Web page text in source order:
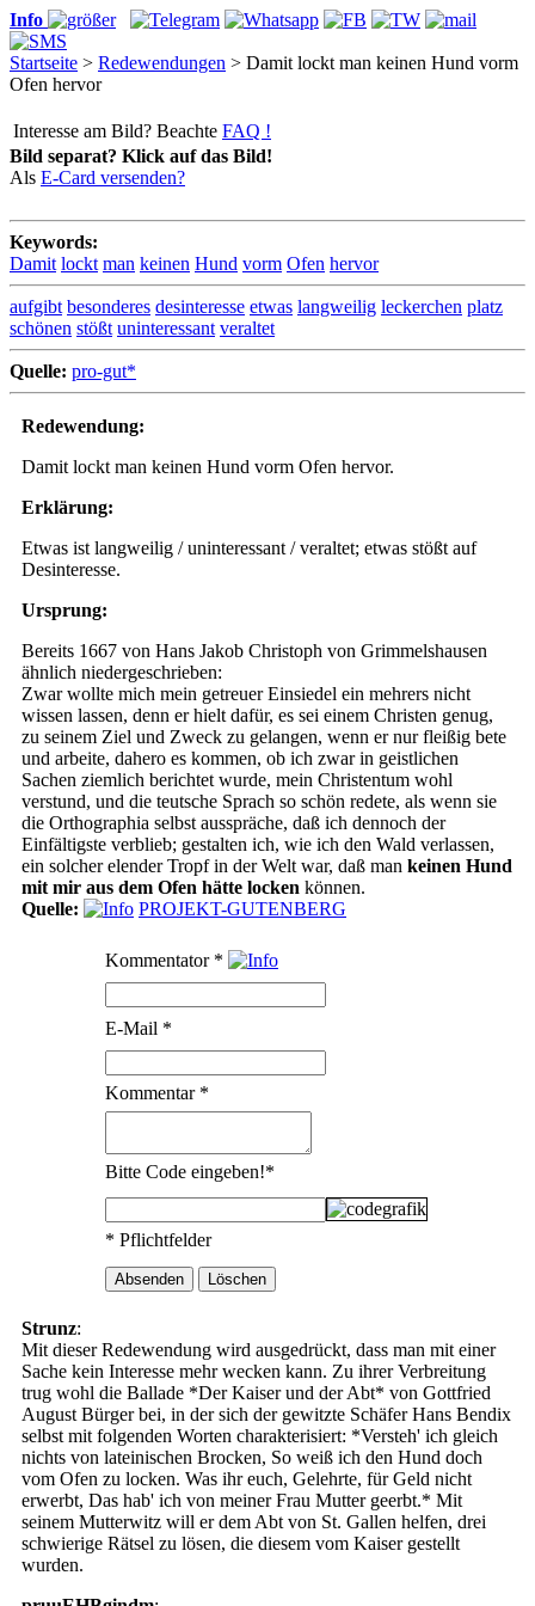
Info
Startseite > Redewendungen > Damit lockt man keinen Hund vorm
Ofen hervor
Interesse am Bild? Beachte FAQ !
Bild separat? Klick auf das Bild!
Als E-Card versenden?
Keywords:
Damit lockt man keinen Hund vorm Ofen hervor
aufgibt besonderes desinteresse etwas langweilig leckerchen platz
schönen stößt uninteressant veraltet
Quelle: pro-gut*
Redewendung:
Damit lockt man keinen Hund vorm Ofen hervor.
Erklärung:
Etwas ist langweilig / uninteressant / veraltet; etwas stößt auf
Desinteresse.
Ursprung:
Bereits 1667 von Hans Jakob Christoph von Grimmelshausen
ähnlich niedergeschrieben:
Zwar wollte mich mein getreuer Einsiedel ein mehrers nicht
wissen lassen, denn er hielt dafür, es sei einem Christen genug,
zu seinem Ziel und Zweck zu gelangen, wenn er nur fleißig bete
und arbeite, dahero es kommen, ob ich zwar in geistlichen
Sachen ziemlich berichtet wurde, mein Christentum wohl
verstund, und die teutsche Sprach so schön redete, als wenn sie
die Orthographia selbst ausspräche, daß ich dennoch der
Einfältigste verblieb; gestalten ich, wie ich den Wald verlassen,
ein solcher elender Tropf in der Welt war, daß man keinen Hund
mit mir aus dem Ofen hätte locken können.
Quelle:
PROJEKT-GUTENBERG
Kommentator *
E-Mail *
Kommentar *
Bitte Code eingeben!*
* Pflichtfelder
Strunz:
Mit dieser Redewendung wird ausgedrückt, dass man mit einer
Sache kein Interesse mehr wecken kann. Zu ihrer Verbreitung
trug wohl die Ballade *Der Kaiser und der Abt* von Gottfried
August Bürger bei, in der sich der gewitzte Schäfer Hans Bendix
selbst mit folgenden Worten charakterisiert: *Versteh' ich gleich
nichts von lateinischen Brocken, So weiß ich den Hund doch
vom Ofen zu locken. Was ihr euch, Gelehrte, für Geld nicht
erwerbt, Das hab' ich von meiner Frau Mutter geerbt.* Mit
seinem Mutterwitz will er dem Abt von St. Gallen helfen, drei
schwierige Rätsel zu lösen, die diesem vom Kaiser gestellt
wurden.